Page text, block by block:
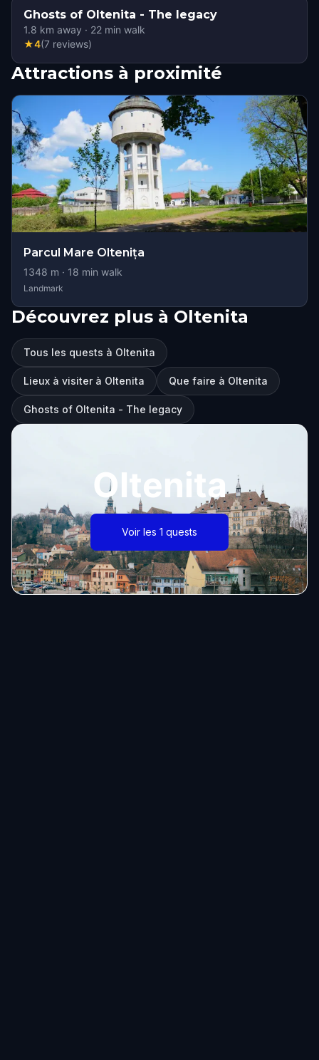
Ghosts of Oltenita - The legacy
1.8 km away · 22 min walk
★4(7 reviews)
Attractions à proximité
Parcul Mare Oltenița
1348 m · 18 min walk
Landmark
Découvrez plus à Oltenita
Tous les quests à Oltenita
Lieux à visiter à Oltenita Que faire à Oltenita
Ghosts of Oltenita - The legacy
Oltenita
Voir les 1 quests